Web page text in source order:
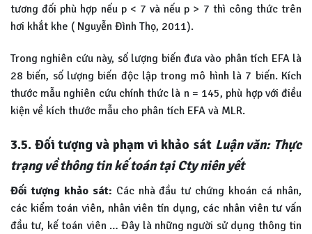
tương đối phù hợp nếu p < 7 và nếu p > 7 thì công thức trên
hơi khắt khe ( Nguyễn Đình Thọ, 2011).
Trong nghiên cứu này, số lượng biến đưa vào phân tích EFA là
28 biến, số lượng biến độc lập trong mô hình là 7 biến. Kích
thước mẫu nghiên cứu chính thức là n = 145, phù hợp với điều
kiện về kích thước mẫu cho phân tích EFA và MLR.
3.5. Đối tượng và phạm vi khảo sát Luận văn: Thực
trạng về thông tin kế toán tại Cty niên yết
Đối tượng khảo sát: Các nhà đầu tư chứng khoán cá nhân,
các kiểm toán viên, nhân viên tín dụng, các nhân viên tư vấn
đầu tư, kế toán viên … Đây là những người sử dụng thông tin